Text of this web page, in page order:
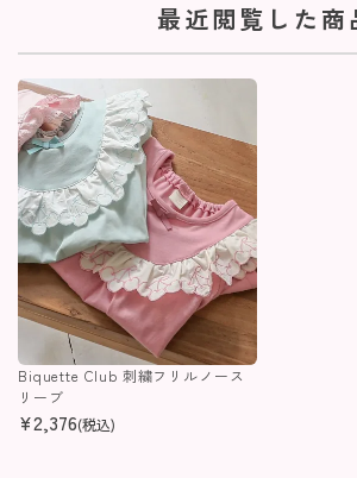
最近閲覧した商
Biquette Club 刺繍フリルノース
リーブ
¥2,376(税込)